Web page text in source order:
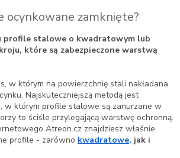
ocynkowane zamknięte?
profile stalowe o kwadratowym lub
które są zabezpieczone warstwą
w którym na powierzchnię stali nakładana
Najskuteczniejszą metodą jest
w którym profile stalowe są zanurzane w
to ściśle przylegającą warstwę ochronną.
Atreon.cz znajdziesz właśnie
profile - zarówno kwadratowe, jak i